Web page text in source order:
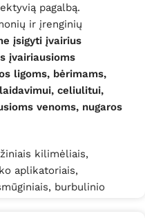
pagalbą.
ir įrenginių
įsigyti įvairius
įvairiausioms
ligoms, bėrimams,
celiulitui,
venoms, nugaros
kilimėliais,
aplikatoriais,
burbulinio